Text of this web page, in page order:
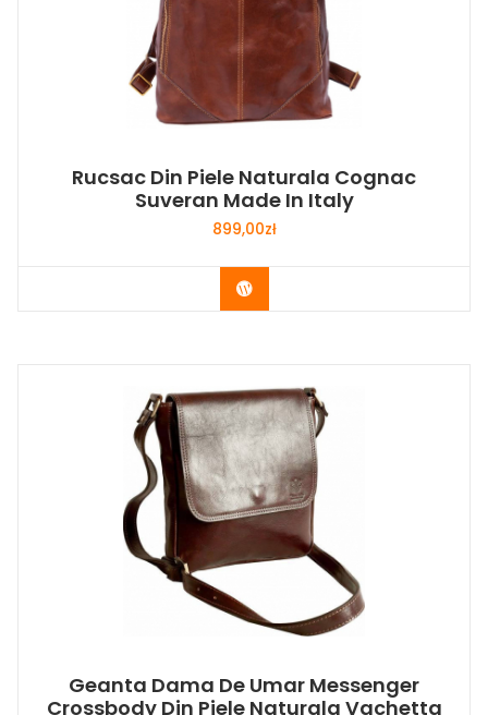
Rucsac Din Piele Naturala Cognac
Suveran Made In Italy
899,00zł
Buy Now
Geanta Dama De Umar Messenger
Crossbody Din Piele Naturala Vachetta